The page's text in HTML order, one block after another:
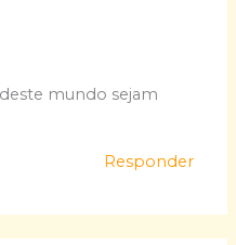
mundo sejam
Responder